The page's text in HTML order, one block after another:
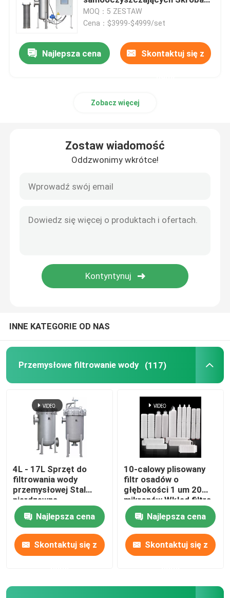
Przemysłowe filtry kasetowe
Obudowa filtra z wieloma wkładami
Ekran z drutu klinowego
Klinowe kosze druciane
ekran z gięciem sitowym
Przemysłowa siewka
obrotowy
MOQ：5 ZESTAW
Cena：$3999-$4999/set
Najlepsza cena Skontaktuj się z
Zobacz więcej
Zostaw wiadomość
Oddzwonimy wkrótce!
INNE KATEGORIE OD NAS
Przemysłowe filtrowanie wody (117)
4L - 17L Sprzęt do
filtrowania wody
przemysłowej Stal
nierdzewna
Najlepsza cena
Skontaktuj się z
10-calowy plisowany
filtr osadów o
głębokości 1 um 20
mikronów Wkład filtra
wody
Najlepsza cena
Skontaktuj się z